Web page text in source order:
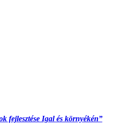
fejlesztése Igal és környékén”